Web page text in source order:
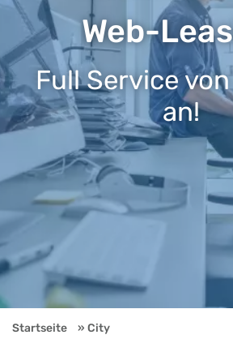
Web-
Full Service
an!
Startseite City